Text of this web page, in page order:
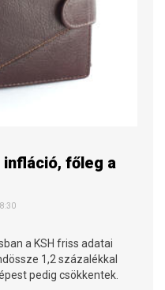
főleg a
a KSH friss adatai
1,2 százalékkal
pedig csökkentek.